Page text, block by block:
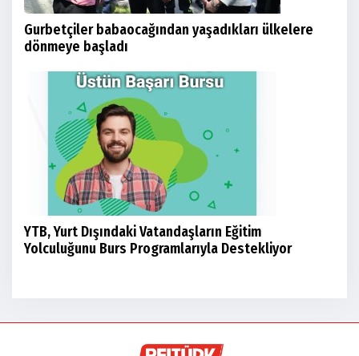
Gurbetçiler babaocağından yaşadıkları ülkelere
dönmeye başladı
YTB, Yurt Dışındaki Vatandaşların Eğitim
Yolculuğunu Burs Programlarıyla Destekliyor